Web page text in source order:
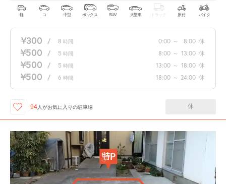
軽 コ 中型 ボックス SUV 大型車 トラック 原付 バイク
¥300 / 8 時間 0:00 ～ 8:00 休
¥500 / 5 時間 8:00 ～ 13:00 休
¥500 / 5 時間 13:00 ～ 18:00 休
¥500 / 6 時間 18:00 ～ 24:00 休
94 人がお気に入りの駐車場 休